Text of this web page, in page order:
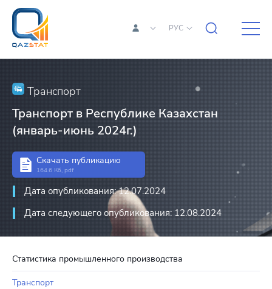
РУС
Статистика промышленного производства
Транспорт
Транспорт
Транспорт в Республике Казахстан
(январь-июнь 2024г.)
Скачать публикацию
164.6 Кб, pdf
Дата опубликования: 12.07.2024
Дата следующего опубликования: 12.08.2024